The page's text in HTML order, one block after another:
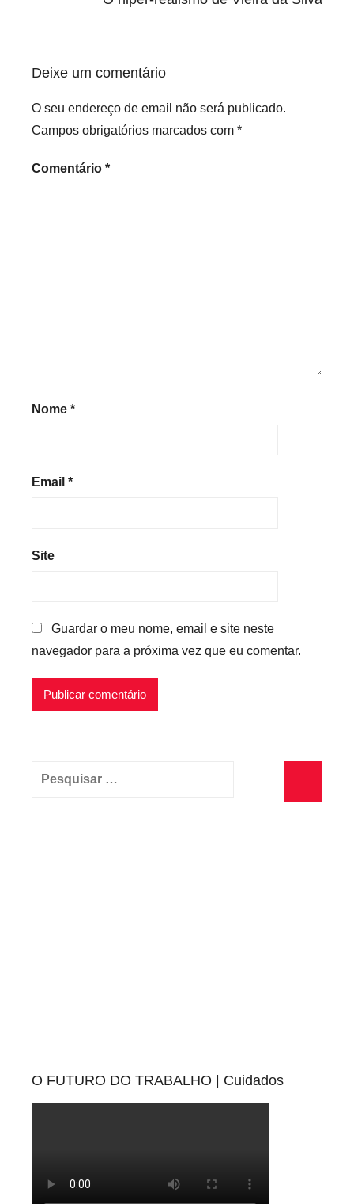
e
Deixe um comentário
O seu endereço de email não será publicado.
Campos obrigatórios marcados com *
Comentário *
Nome *
Email *
Site
Guardar o meu nome, email e site neste
navegador para a próxima vez que eu comentar.
Pesquisar
O FUTURO DO TRABALHO | Cuidados